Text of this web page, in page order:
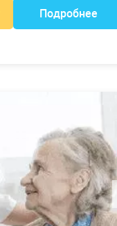
Подробнее